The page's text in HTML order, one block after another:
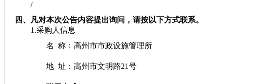
/
四、凡对本次公告内容提出询问，请按以下方式联系。
1.采购人信息
名 称： 高州市市政设施管理所
地 址： 高州市文明路21号